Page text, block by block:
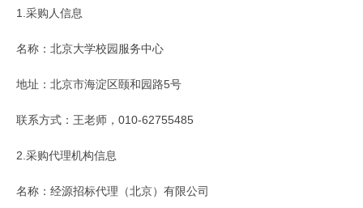
1.采购人信息
名称： 北京大学校园服务中心
地址：北京市海淀区颐和园路5号
联系方式：王老师，010-62755485
2.采购代理机构信息
名称：经源招标代理（北京）有限公司